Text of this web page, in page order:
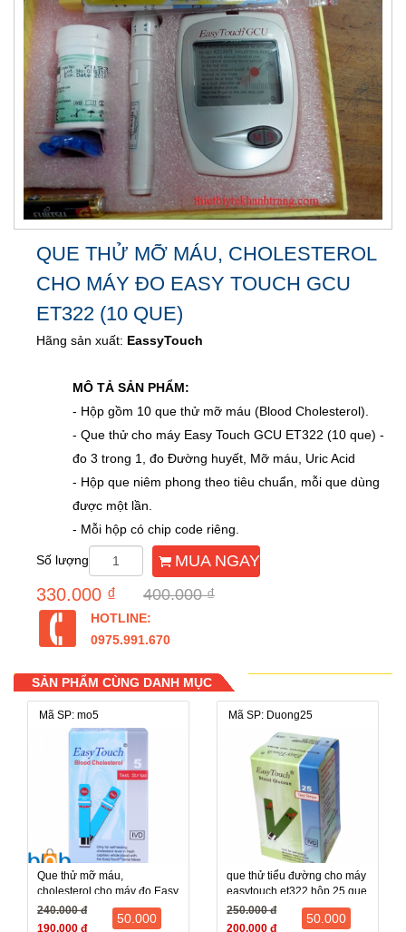
QUE THỬ MỠ MÁU, CHOLESTEROL
CHO MÁY ĐO EASY TOUCH GCU
ET322 (10 QUE)
Hãng sản xuất: EassyTouch
MÔ TẢ SẢN PHẨM:
- Hộp gồm 10 que thử mỡ máu (Blood Cholesterol).
- Que thử cho máy Easy Touch GCU ET322 (10 que) -
đo 3 trong 1, đo Đường huyết, Mỡ máu, Uric Acid
- Hộp que niêm phong theo tiêu chuẩn, mỗi que dùng
được một lần.
- Mỗi hộp có chip code riêng.
Số lượng MUA NGAY
330.000 ₫ 400.000 ₫
HOTLINE:
0975.991.670
SẢN PHẨM CÙNG DANH MỤC
Mã SP: mo5
Que thử mỡ máu,
cholesterol cho máy đo Easy
Touch GCU ET322 (5 que)
240.000 đ
190.000 đ
50.000
Mã SP: Duong25
que thử tiểu đường cho máy
easytouch et322 hộp 25 que
250.000 đ
200.000 đ
50.000